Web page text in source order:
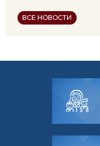
ВСЕ НОВОСТИ